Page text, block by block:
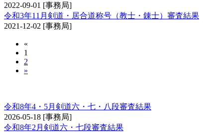
2022-09-01 [事務局]
令和3年11月剣道・居合道称号（教士・錬士）審査結果
2021-12-02 [事務局]
«
1
2
»
令和8年4・5月剣道六・七・八段審査結果
2026-05-18 [事務局]
令和8年2月剣道六・七段審査結果